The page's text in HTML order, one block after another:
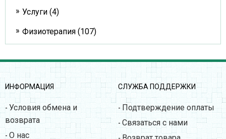
Услуги (4)
Физиотерапия (107)
ИНФОРМАЦИЯ
- Условия обмена и
возврата
- О нас
СЛУЖБА ПОДДЕРЖКИ
-Подтверждение оплаты
- Связаться с нами